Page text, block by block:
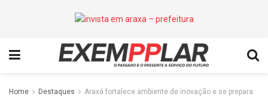
Home Destaques
Araxá fortalece ambiente de inovação e se prepara